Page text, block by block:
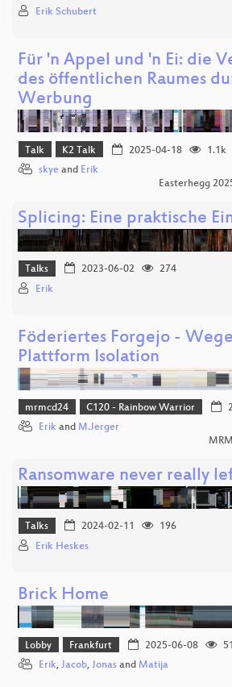
Erik Schubert
Für 'n Appel und 'n Ei: die
des öffentlichen Raumes
Werbung
Talk K2 Talk 2025-04-18
1.1k
skye and Erik
Easterhegg
Splicing: Eine praktische
Talks 2023-06-02
274
Erik
Föderiertes Forgejo -
Plattform Isolation
mrmcd24 C120 - Rainbow Warrior
Erik and M.Jerger
Ransomware never really
Talks 2024-02-11
196
Erik Heskes
Brick Home
Lobby Frankfurt 2025-06-08
51
Erik, Jacob, Jonas and Matija